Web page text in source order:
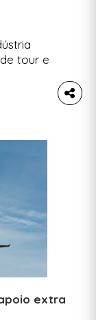
tour e
as
extra